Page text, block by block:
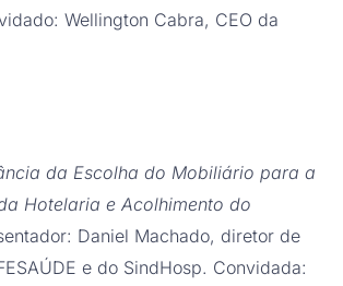
Wellington Cabra, CEO da
da Escolha do Mobiliário para a
Hotelaria e Acolhimento do
Daniel Machado, diretor de
e do SindHosp. Convidada: